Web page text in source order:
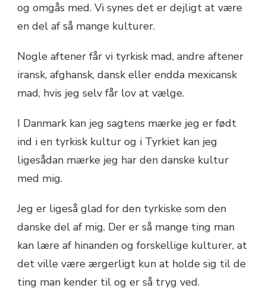
og omgås med. Vi synes det er dejligt at være
en del af så mange kulturer.
Nogle aftener får vi tyrkisk mad, andre aftener
iransk, afghansk, dansk eller endda mexicansk
mad, hvis jeg selv får lov at vælge.
I Danmark kan jeg sagtens mærke jeg er født
ind i en tyrkisk kultur og i Tyrkiet kan jeg
ligesådan mærke jeg har den danske kultur
med mig.
Jeg er ligeså glad for den tyrkiske som den
danske del af mig. Der er så mange ting man
kan lære af hinanden og forskellige kulturer, at
det ville være ærgerligt kun at holde sig til de
ting man kender til og er så tryg ved.